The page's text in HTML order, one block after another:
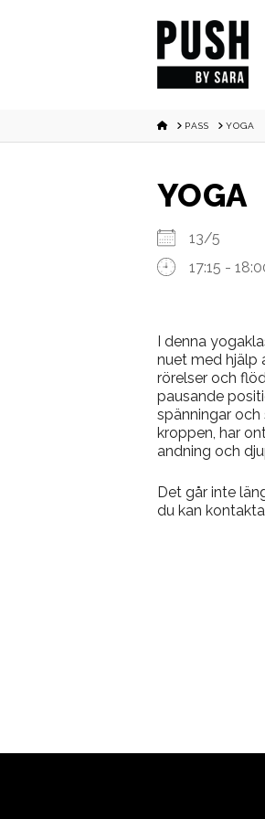
HOMEPASS YOGA
YOGA
13/5
17:15 -
I denna
nuet med hjälp
rörelser och
pausande
spänningar
kroppen, har
andning och
Det går inte
du kan kontakta